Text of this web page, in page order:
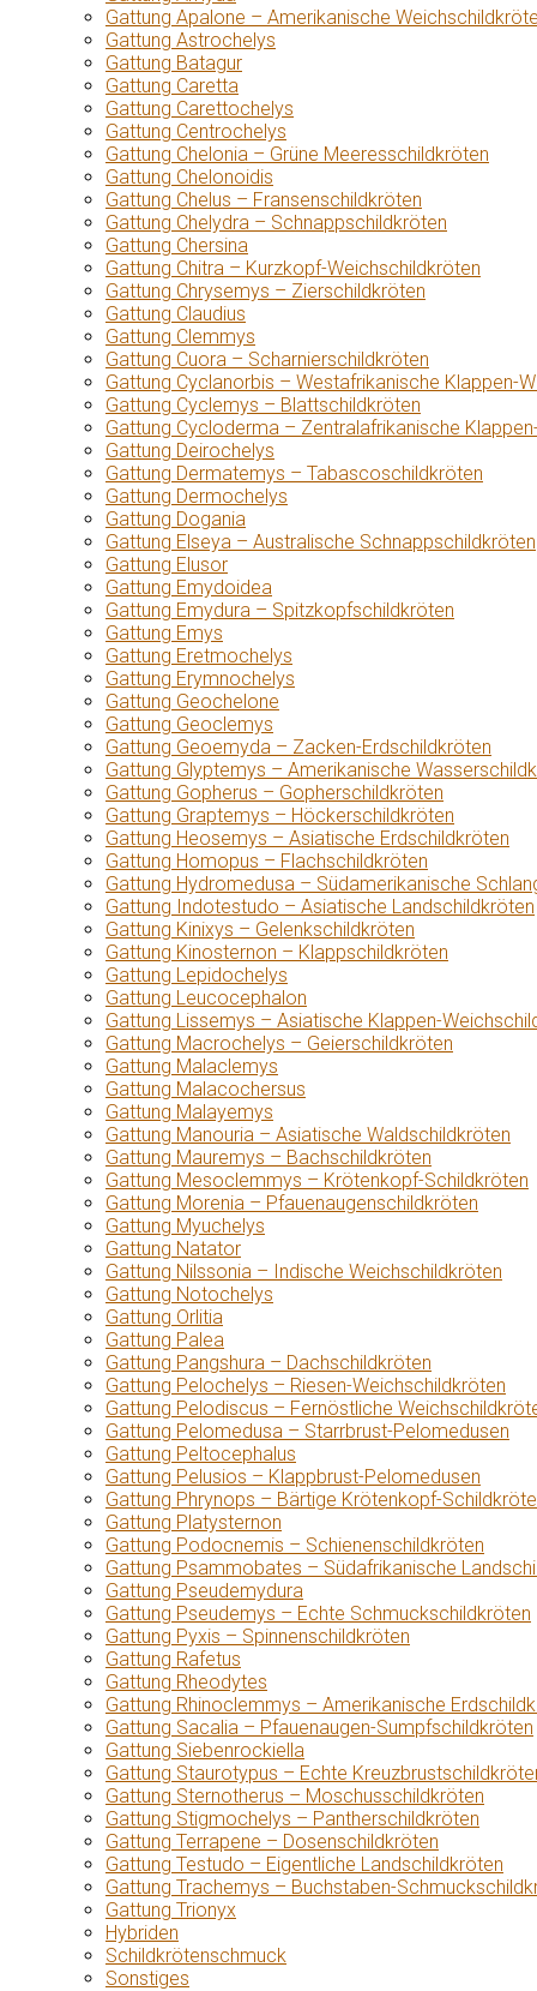
Gattung Apalone – Amerikanische
Gattung Astrochelys
Gattung Batagur
Gattung Caretta
Gattung Carettochelys
Gattung Centrochelys
Gattung Chelonia – Grüne Meeresschildkröten
Gattung Chelonoidis
Gattung Chelus – Fransenschildkröten
Gattung Chelydra – Schnappschildkröten
Gattung Chersina
Gattung Chitra – Kurzkopf-Weichschildkröten
Gattung Chrysemys – Zierschildkröten
Gattung Claudius
Gattung Clemmys
Gattung Cuora – Scharnierschildkröten
Gattung Cyclanorbis – Westafrikanische Klappen-
Gattung Cyclemys – Blattschildkröten
Gattung Cycloderma – Zentralafrikanische
Gattung Deirochelys
Gattung Dermatemys – Tabascoschildkröten
Gattung Dermochelys
Gattung Dogania
Gattung Elseya – Australische Schnappschildkröten
Gattung Elusor
Gattung Emydoidea
Gattung Emydura – Spitzkopfschildkröten
Gattung Emys
Gattung Eretmochelys
Gattung Erymnochelys
Gattung Geochelone
Gattung Geoclemys
Gattung Geoemyda – Zacken-Erdschildkröten
Gattung Glyptemys – Amerikanische
Gattung Gopherus – Gopherschildkröten
Gattung Graptemys – Höckerschildkröten
Gattung Heosemys – Asiatische Erdschildkröten
Gattung Homopus – Flachschildkröten
Gattung Hydromedusa – Südamerikanische
Gattung Indotestudo – Asiatische Landschildkröten
Gattung Kinixys – Gelenkschildkröten
Gattung Kinosternon – Klappschildkröten
Gattung Lepidochelys
Gattung Leucocephalon
Gattung Lissemys – Asiatische Klappen-
Gattung Macrochelys – Geierschildkröten
Gattung Malaclemys
Gattung Malacochersus
Gattung Malayemys
Gattung Manouria – Asiatische Waldschildkröten
Gattung Mauremys – Bachschildkröten
Gattung Mesoclemmys – Krötenkopf-Schildkröten
Gattung Morenia – Pfauenaugenschildkröten
Gattung Myuchelys
Gattung Natator
Gattung Nilssonia – Indische Weichschildkröten
Gattung Notochelys
Gattung Orlitia
Gattung Palea
Gattung Pangshura – Dachschildkröten
Gattung Pelochelys – Riesen-Weichschildkröten
Gattung Pelodiscus – Fernöstliche
Gattung Pelomedusa – Starrbrust-Pelomedusen
Gattung Peltocephalus
Gattung Pelusios – Klappbrust-Pelomedusen
Gattung Phrynops – Bärtige Krötenkopf-
Gattung Platysternon
Gattung Podocnemis – Schienenschildkröten
Gattung Psammobates – Südafrikanische
Gattung Pseudemydura
Gattung Pseudemys – Echte Schmuckschildkröten
Gattung Pyxis – Spinnenschildkröten
Gattung Rafetus
Gattung Rheodytes
Gattung Rhinoclemmys – Amerikanische
Gattung Sacalia – Pfauenaugen-Sumpfschildkröten
Gattung Siebenrockiella
Gattung Staurotypus – Echte
Gattung Sternotherus – Moschusschildkröten
Gattung Stigmochelys – Pantherschildkröten
Gattung Terrapene – Dosenschildkröten
Gattung Testudo – Eigentliche Landschildkröten
Gattung Trachemys – Buchstaben-
Gattung Trionyx
Hybriden
Schildkrötenschmuck
Sonstiges